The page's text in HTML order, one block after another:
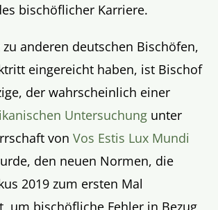
bischöflicher Karriere.
zu anderen deutschen Bischöfen,
eingereicht haben, ist Bischof
der wahrscheinlich einer
Untersuchung unter
von Vos Estis Lux Mundi
den neuen Normen, die
2019 zum ersten Mal
um bischöfliche Fehler in Bezug